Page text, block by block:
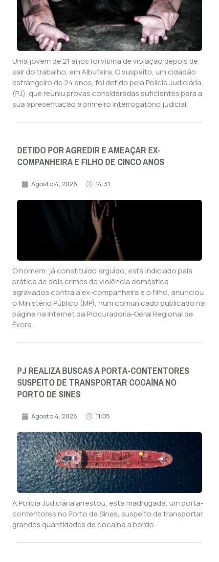
Uma jovem de 21 anos foi vítima de violação depois de
sair do trabalho, em Albufeira. O suspeito, um cidadão
estrangeiro de 24 anos, foi detido pela Polícia Judiciária
(PJ), que reuniu provas consideradas suficientes para a
sua apresentação a primeiro interrogatório judicial.
DETIDO POR AGREDIR E AMEAÇAR EX-
COMPANHEIRA E FILHO DE CINCO ANOS
Agosto 4, 2026 14:31
O homem, já constituído arguido, está indiciado pela
prática de dois crimes de violência doméstica
agravados contra a ex-companheira e o filho, anunciou
o Ministério Público (MP), num comunicado publicado na
página na Internet da Procuradoria-Geral Regional de
Évora.
PJ REALIZA BUSCAS A PORTA-CONTENTORES
SUSPEITO DE TRANSPORTAR COCAÍNA NO
PORTO DE SINES
Agosto 4, 2026 11:05
A Polícia Judiciária arrestou, esta madrugada, um porta-
contentores no Porto de Sines, suspeito de transportar
grandes quantidades de cocaína a bordo.